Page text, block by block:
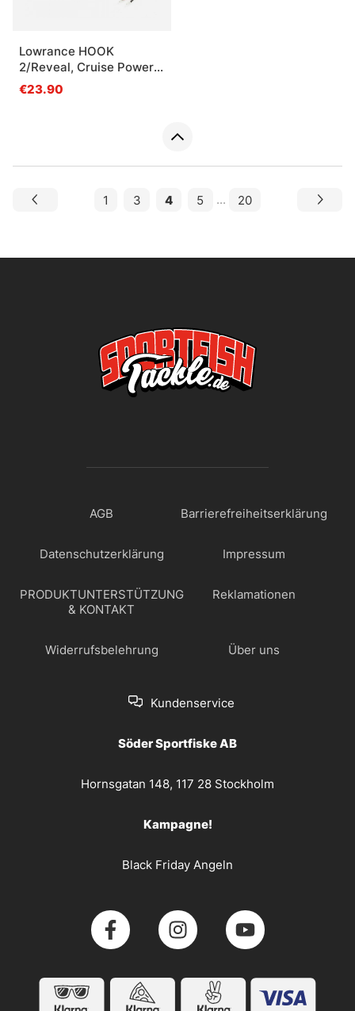
Lowrance HOOK
2/Reveal, Cruise Power
Cable
€23.90
1 3 4 5 ... 20
AGB Barrierefreiheitserklärung
Datenschutzerklärung Impressum
PRODUKTUNTERSTÜTZUNG
& KONTAKT
Reklamationen
Widerrufsbelehrung Über uns
Kundenservice
Söder Sportfiske AB
Hornsgatan 148, 117 28 Stockholm
Kampagne!
Black Friday Angeln